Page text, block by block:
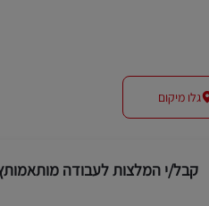
גלו מיקום
קבל/י המלצות לעבודה